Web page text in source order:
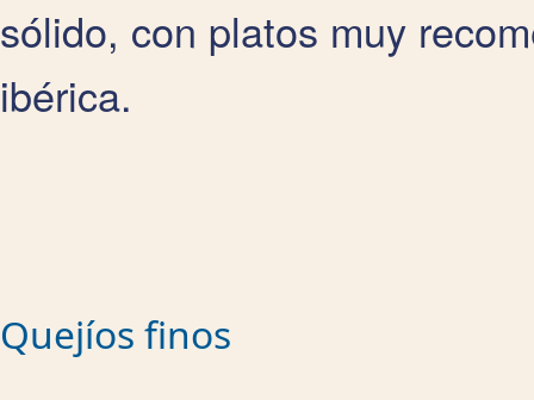
sólido, con platos muy
ibérica.
Quejíos finos